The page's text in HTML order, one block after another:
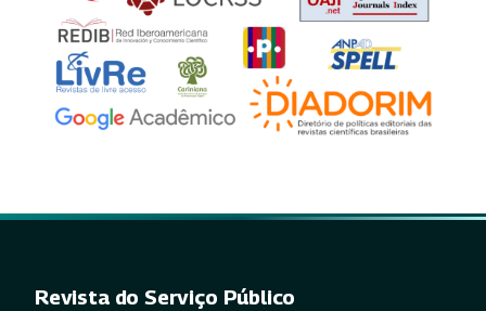
Revista do Serviço Público